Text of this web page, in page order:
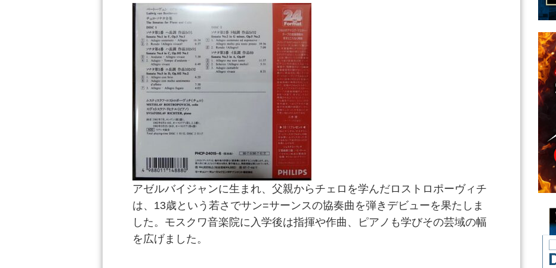
アゼルバイジャンに生まれ、父親からチェロを学んだロストロポーヴィチ
は、13歳という若さでサン=サーンスの協奏曲を弾きデビューを果たしま
した。モスクワ音楽院に入学後は指揮や作曲、ピアノも学びその芸域の幅
を広げました。